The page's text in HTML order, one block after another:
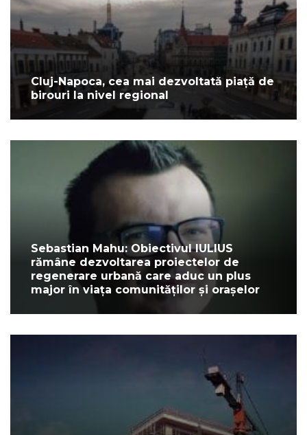
Cluj-Napoca, cea mai dezvoltată piață de
birouri la nivel regional
Sebastian Mahu: Obiectivul IULIUS
rămâne dezvoltarea proiectelor de
regenerare urbană care aduc un plus
major în viața comunităților și orașelor